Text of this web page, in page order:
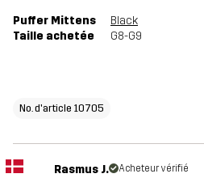
Puffer Mittens
Black
Taille achetée
G8-G9
No. d'article 10705
Rasmus J. Acheteur vérifié